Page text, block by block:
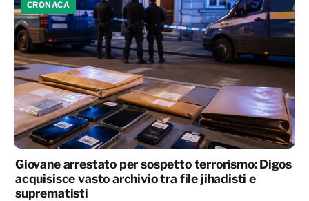
CRONACA
Giovane arrestato per sospetto terrorismo: Digos
acquisisce vasto archivio tra file jihadisti e
suprematisti